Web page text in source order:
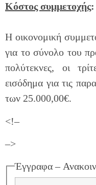
Κόστος συμμετοχής:
Η οικονομική
για το σύνολο του
πολύτεκνες, οι
εισόδημα για τις
των 25.000,00€.
<!–
–>
Έγγραφα –